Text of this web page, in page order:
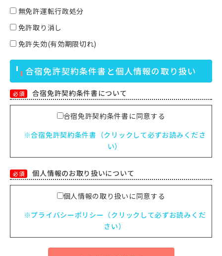
無免許運転行政処分
免許取り消し
免許失効(有効期限切れ)
合宿免許契約条件書と個人情報の取り扱い
必須 合宿免許契約条件書について
合宿免許契約条件書に同意する
※合宿免許契約条件書（クリックして必ずお読みくださ
い）
必須 個人情報のお取り扱いについて
個人情報の取り扱いに同意する
※プライバシーポリシー（クリックして必ずお読みくだ
さい）